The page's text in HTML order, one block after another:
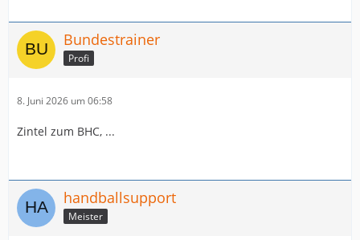
Bundestrainer
Profi
8. Juni 2026 um 06:58
Zintel zum BHC, ...
handballsupport
Meister